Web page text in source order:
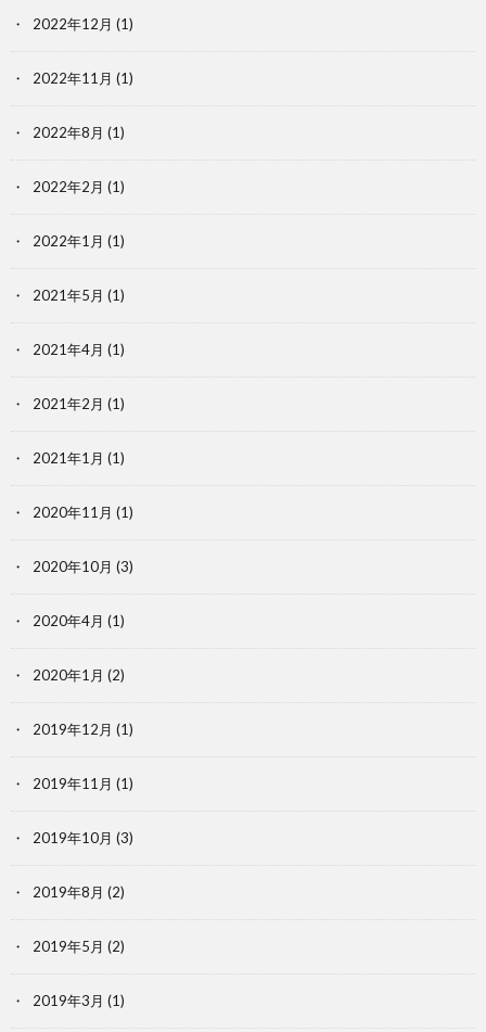
2022年12月 (1)
2022年11月 (1)
2022年8月 (1)
2022年2月 (1)
2022年1月 (1)
2021年5月 (1)
2021年4月 (1)
2021年2月 (1)
2021年1月 (1)
2020年11月 (1)
2020年10月 (3)
2020年4月 (1)
2020年1月 (2)
2019年12月 (1)
2019年11月 (1)
2019年10月 (3)
2019年8月 (2)
2019年5月 (2)
2019年3月 (1)